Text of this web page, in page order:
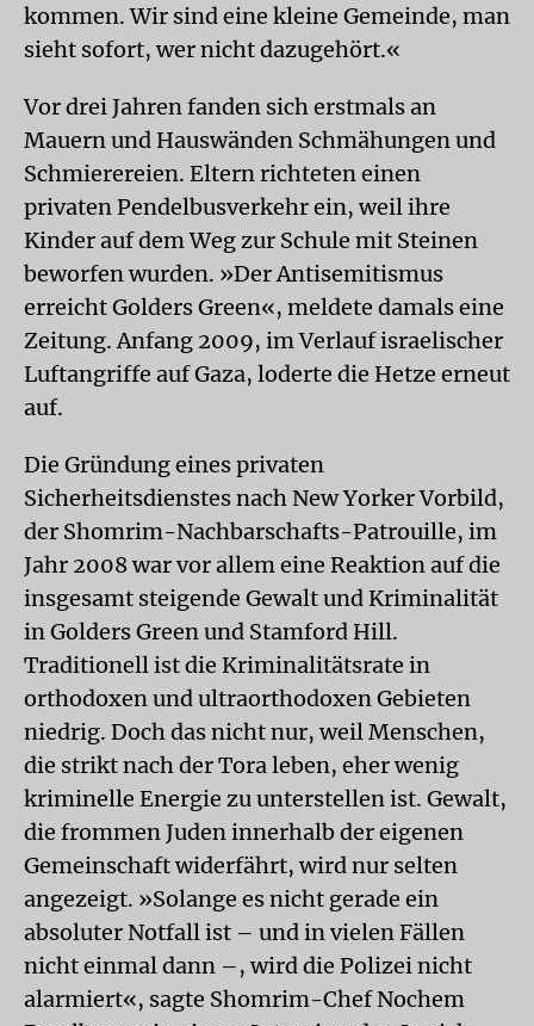
kommen. Wir sind eine kleine Gemeinde, man
sieht sofort, wer nicht dazugehört.«
Vor drei Jahren fanden sich erstmals an
Mauern und Hauswänden Schmähungen und
Schmierereien. Eltern richteten einen
privaten Pendelbusverkehr ein, weil ihre
Kinder auf dem Weg zur Schule mit Steinen
beworfen wurden. »Der Antisemitismus
erreicht Golders Green«, meldete damals eine
Zeitung. Anfang 2009, im Verlauf israelischer
Luftangriffe auf Gaza, loderte die Hetze erneut
auf.
Die Gründung eines privaten
Sicherheitsdienstes nach New Yorker Vorbild,
der Shomrim-Nachbarschafts-Patrouille, im
Jahr 2008 war vor allem eine Reaktion auf die
insgesamt steigende Gewalt und Kriminalität
in Golders Green und Stamford Hill.
Traditionell ist die Kriminalitätsrate in
orthodoxen und ultraorthodoxen Gebieten
niedrig. Doch das nicht nur, weil Menschen,
die strikt nach der Tora leben, eher wenig
kriminelle Energie zu unterstellen ist. Gewalt,
die frommen Juden innerhalb der eigenen
Gemeinschaft widerfährt, wird nur selten
angezeigt. »Solange es nicht gerade ein
absoluter Notfall ist – und in vielen Fällen
nicht einmal dann –, wird die Polizei nicht
alarmiert«, sagte Shomrim-Chef Nochem